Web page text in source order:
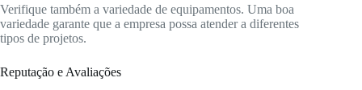
Verifique também a variedade de equipamentos. Uma boa
variedade garante que a empresa possa atender a diferentes
tipos de projetos.
Reputação e Avaliações